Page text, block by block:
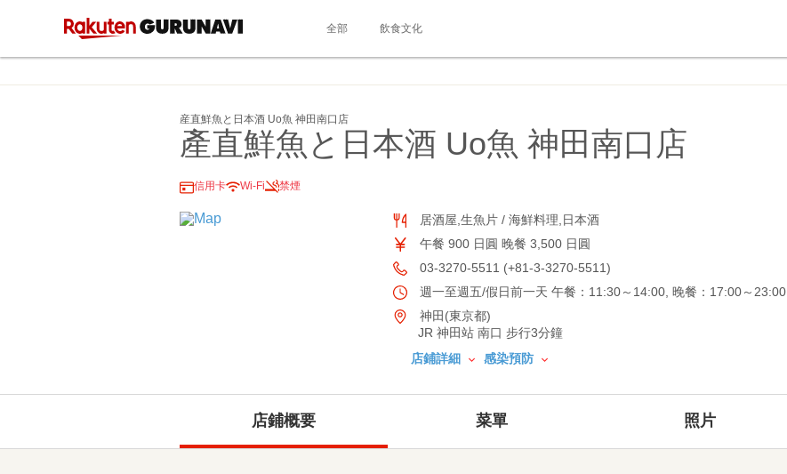
全部 飲食文化
産直鮮魚と日本酒 Uo魚 神田南口店
產直鮮魚と日本酒 Uo魚 神田南口店
信用卡 Wi-Fi 禁煙
居酒屋,生魚片 / 海鮮料理,日本酒
午餐 900 日圓 晚餐 3,500 日圓
03-3270-5511 (+81-3-3270-5511)
週一至週五/假日前一天 午餐：11:30～14:00, 晚餐：17:00～23:00
神田(東京都)
JR 神田站 南口 步行3分鐘
店鋪詳細
感染預防
店鋪概要 菜單 照片